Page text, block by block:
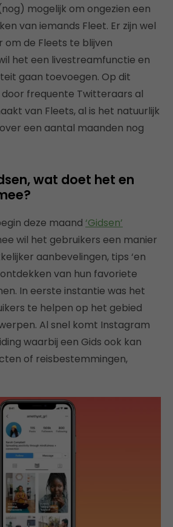
(nog) mogelijk om ongezien een
van iemands Fleet. Er zijn wel
om de Fleets te blijven
het een livestreamfunctie en
gaan toevoegen. Op dit
frequente Twitteraars al
van Fleets, al is het natuurlijk
een aantal maanden nog
wat doet het en
deze maand ‘Gidsen’
wil het gebruikers een manier
aanbevelingen, tips ‘en
van hun favoriete
In eerste instantie was het
te helpen op het gebied
Al snel komt Instagram
waarbij een Gids ook kan
of reisbestemmingen,